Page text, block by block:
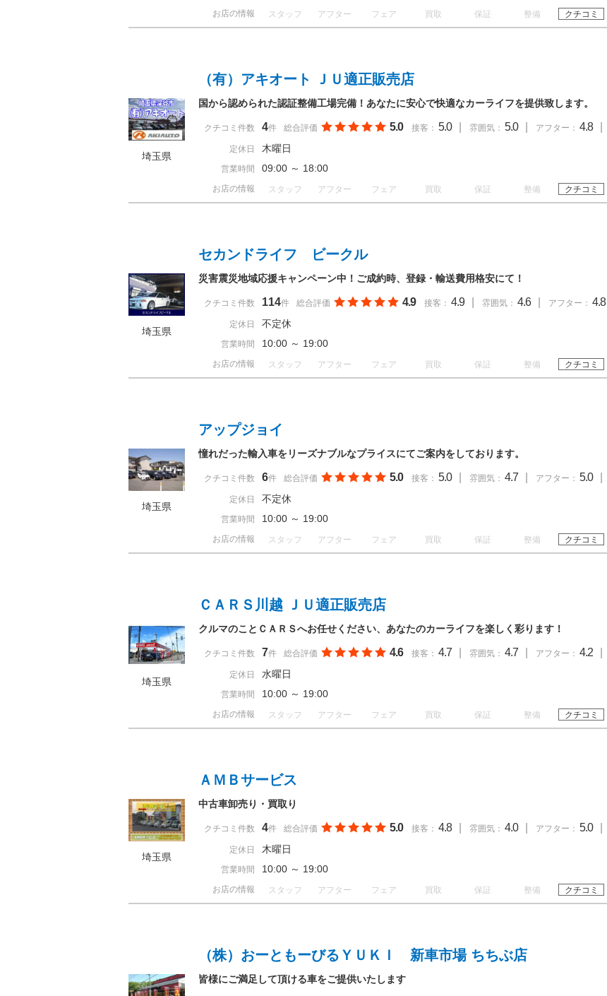
お店の情報 スタッフ アフター フェア 買取 保証 整備 クチコミ
埼玉県
（有）アキオート ＪＵ適正販売店
国から認められた認証整備工場完備！あなたに安心で快適なカーライフを提供致します。
クチコミ件数 4件 総合評価 5.0 接客： 5.0 雰囲気： 5.0 アフター： 4.8
定休日 木曜日
営業時間 09:00 ～ 18:00
お店の情報 スタッフ アフター フェア 買取 保証 整備 クチコミ
埼玉県
セカンドライフ ビークル
災害震災地域応援キャンペーン中！ご成約時、登録・輸送費用格安にて！
クチコミ件数 114件 総合評価 4.9 接客： 4.9 雰囲気： 4.6 アフター： 4.8
定休日 不定休
営業時間 10:00 ～ 19:00
お店の情報 スタッフ アフター フェア 買取 保証 整備 クチコミ
埼玉県
アップジョイ
憧れだった輸入車をリーズナブルなプライスにてご案内をしております。
クチコミ件数 6件 総合評価 5.0 接客： 5.0 雰囲気： 4.7 アフター： 5.0
定休日 不定休
営業時間 10:00 ～ 19:00
お店の情報 スタッフ アフター フェア 買取 保証 整備 クチコミ
埼玉県
ＣＡＲＳ川越 ＪＵ適正販売店
クルマのことＣＡＲＳへお任せください、あなたのカーライフを楽しく彩ります！
クチコミ件数 7件 総合評価 4.6 接客： 4.7 雰囲気： 4.7 アフター： 4.2
定休日 水曜日
営業時間 10:00 ～ 19:00
お店の情報 スタッフ アフター フェア 買取 保証 整備 クチコミ
埼玉県
ＡＭＢサービス
中古車卸売り・買取り
クチコミ件数 4件 総合評価 5.0 接客： 4.8 雰囲気： 4.0 アフター： 5.0
定休日 木曜日
営業時間 10:00 ～ 19:00
お店の情報 スタッフ アフター フェア 買取 保証 整備 クチコミ
（株）おーともーびるＹＵＫＩ 新車市場 ちちぶ店
皆様にご満足して頂ける車をご提供いたします